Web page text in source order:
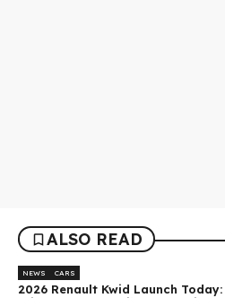
ALSO READ
NEWS CARS
2026 Renault Kwid Launch Today: